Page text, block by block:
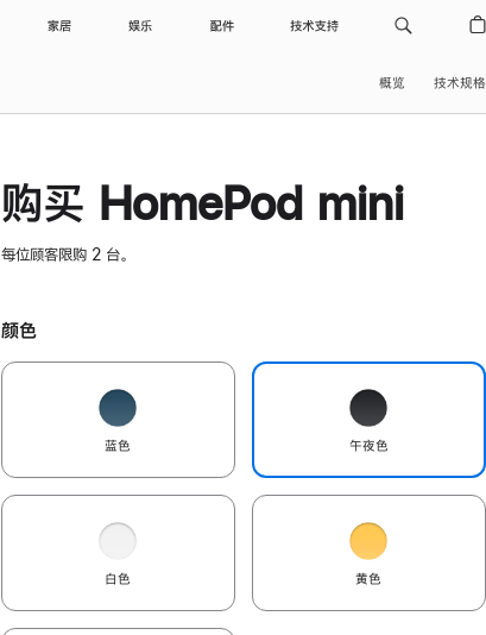
家居 娱乐 配件 技术支持
概览 技术规格
购买 HomePod mini
每位顾客限购 2 台。
颜色
蓝色 午夜色
白色 黄色